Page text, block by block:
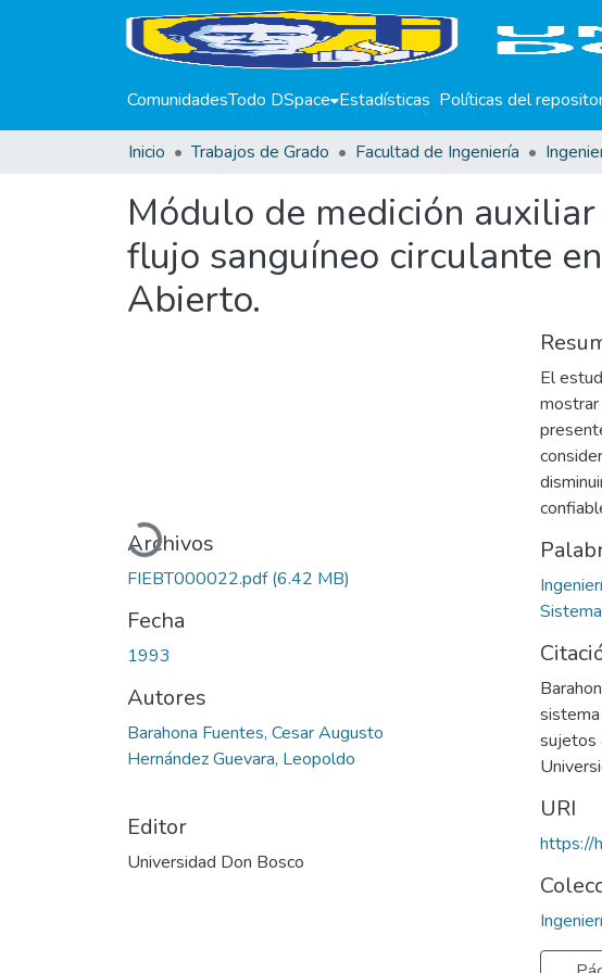
ComunidadesTodo DSpace Estadísticas Políticas del
Inicio Trabajos de Grado Facultad de Ingeniería
Módulo de medición
flujo sanguíneo circulante
Abierto.
Cargando...
Archivos
FIEBT000022.pdf(6.42 MB)
Fecha
1993
Autores
Barahona Fuentes, Cesar Augusto
Hernández Guevara, Leopoldo
Editor
Universidad Don Bosco
El
sujetos
URI
https://